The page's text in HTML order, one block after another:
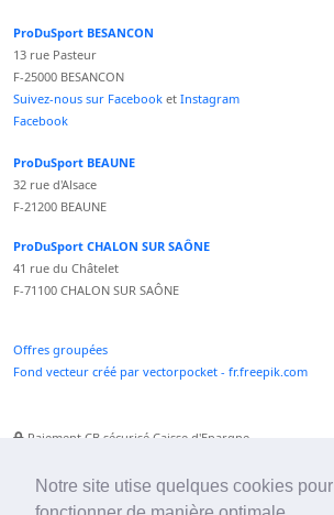
Notre site utise quelques cookies pour
ProDuSport BESANCON
13 rue Pasteur
F-25000 BESANCON
Suivez-nous sur Facebook et Instagram
Facebook
ProDuSport BEAUNE
32 rue d'Alsace
F-21200 BEAUNE
ProDuSport CHALON SUR SAÔNE
41 rue du Châtelet
F-71100 CHALON SUR SAÔNE
Offres groupées
Fond vecteur créé par vectorpocket - fr.freepik.com
Paiement CB sécurisé Caisse d'Epargne
Paiement Paypal accepté